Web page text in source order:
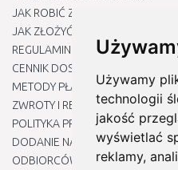
Używamy
technologii
jakość
wyświetlać
reklamy,
JAK ROBIĆ ZAKUPY ?
JAK ZŁOŻYĆ REKLAMACJĘ
REGULAMIN
CENNIK DOSTAWY
METODY PŁATNOŚCI
ZWROTY I REKLAMACJE
POLITYKA PRYWATNOŚCI
DODANIE NASZYCH ADRESÓW
ODBIORCÓW